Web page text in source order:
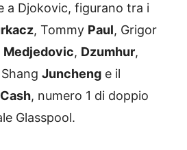
a Djokovic, figurano tra i
, Tommy Paul, Grigor
Medjedovic, Dzumhur,
Shang Juncheng e il
Cash, numero 1 di doppio
Glasspool.